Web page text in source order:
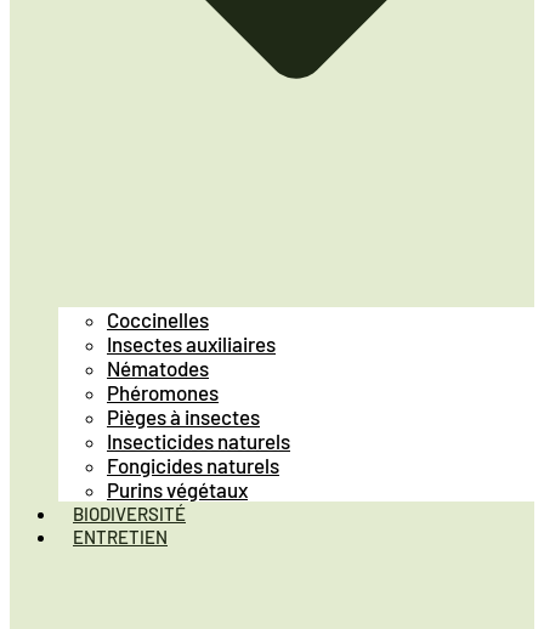
Coccinelles
Insectes auxiliaires
Nématodes
Phéromones
Pièges à insectes
Insecticides naturels
Fongicides naturels
Purins végétaux
BIODIVERSITÉ
ENTRETIEN